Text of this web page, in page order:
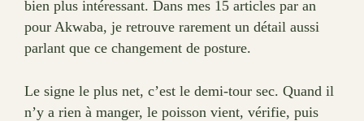
bien plus intéressant. Dans mes 15 articles par an
pour Akwaba, je retrouve rarement un détail aussi
parlant que ce changement de posture.
Le signe le plus net, c’est le demi-tour sec. Quand il
n’y a rien à manger, le poisson vient, vérifie, puis